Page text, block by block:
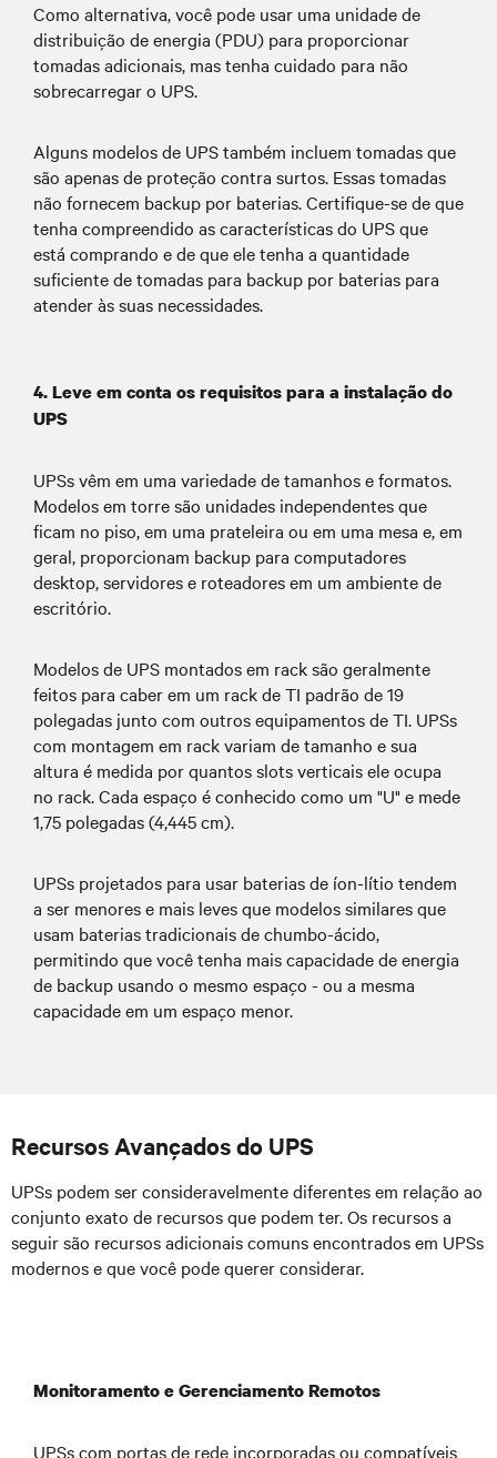
Como alternativa, você pode usar uma unidade de
distribuição de energia (PDU) para proporcionar
tomadas adicionais, mas tenha cuidado para não
sobrecarregar o UPS.
Alguns modelos de UPS também incluem tomadas que
são apenas de proteção contra surtos. Essas tomadas
não fornecem backup por baterias. Certifique-se de que
tenha compreendido as características do UPS que
está comprando e de que ele tenha a quantidade
suficiente de tomadas para backup por baterias para
atender às suas necessidades.
4. Leve em conta os requisitos para a instalação do
UPS
UPSs vêm em uma variedade de tamanhos e formatos.
Modelos em torre são unidades independentes que
ficam no piso, em uma prateleira ou em uma mesa e, em
geral, proporcionam backup para computadores
desktop, servidores e roteadores em um ambiente de
escritório.
Modelos de UPS montados em rack são geralmente
feitos para caber em um rack de TI padrão de 19
polegadas junto com outros equipamentos de TI. UPSs
com montagem em rack variam de tamanho e sua
altura é medida por quantos slots verticais ele ocupa
no rack. Cada espaço é conhecido como um "U" e mede
1,75 polegadas (4,445 cm).
UPSs projetados para usar baterias de íon-lítio tendem
a ser menores e mais leves que modelos similares que
usam baterias tradicionais de chumbo-ácido,
permitindo que você tenha mais capacidade de energia
de backup usando o mesmo espaço - ou a mesma
capacidade em um espaço menor.
Recursos Avançados do UPS
UPSs podem ser consideravelmente diferentes em relação ao
conjunto exato de recursos que podem ter. Os recursos a
seguir são recursos adicionais comuns encontrados em UPSs
modernos e que você pode querer considerar.
Monitoramento e Gerenciamento Remotos
UPSs com portas de rede incorporadas ou compatíveis